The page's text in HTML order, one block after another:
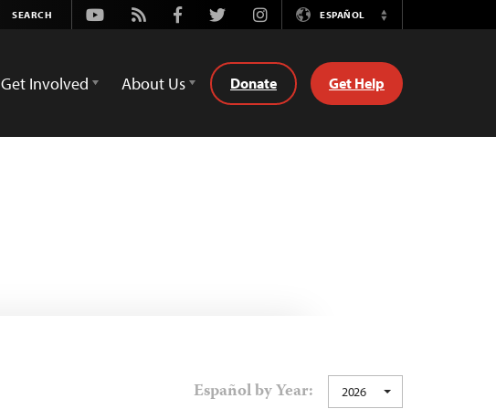
Youtube
Rss FacebookTwitterInstagramESPAÑOL
Switch
Get Involved About Us Donate Get Help
Español by Year: 2026